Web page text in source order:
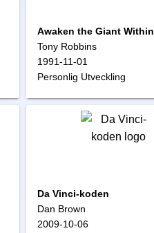
Awaken the Giant Within
Tony Robbins
1991-11-01
Personlig Utveckling
Da Vinci-koden
Dan Brown
2009-10-06